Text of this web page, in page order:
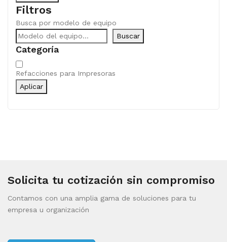
Filtros
Busca por modelo de equipo
Buscar
Categoría
Categoría
Refacciones para Impresoras
Aplicar
Solicita tu cotización sin compromiso
Contamos con una amplia gama de soluciones para tu
empresa u organización